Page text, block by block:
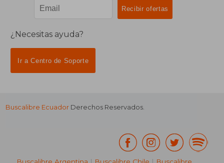
¿Necesitas ayuda?
Ir a Centro de Soporte
Buscalibre Ecuador Derechos Reservados.